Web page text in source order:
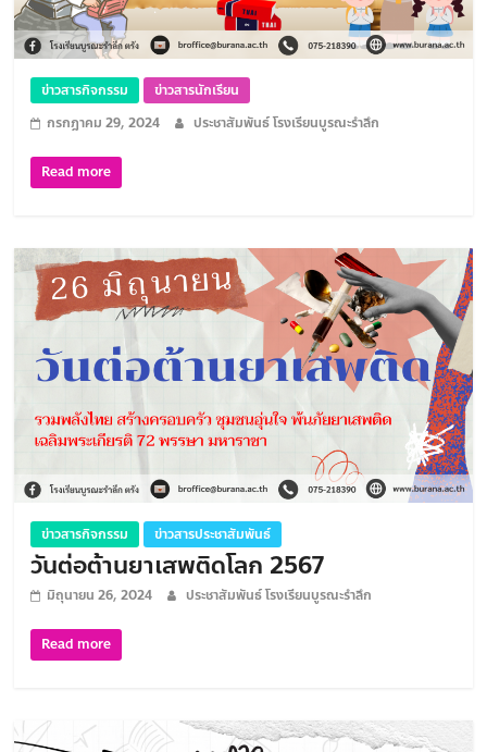
ข่าวสารกิจกรรม
ข่าวสารนักเรียน
กรกฎาคม 29, 2024
ประชาสัมพันธ์ โรงเรียนบูรณะรำลึก
Read more
ข่าวสารกิจกรรม ข่าวสารประชาสัมพันธ์
วันต่อต้านยาเสพติดโลก 2567
มิถุนายน 26, 2024 ประชาสัมพันธ์ โรงเรียนบูรณะรำลึก
Read more